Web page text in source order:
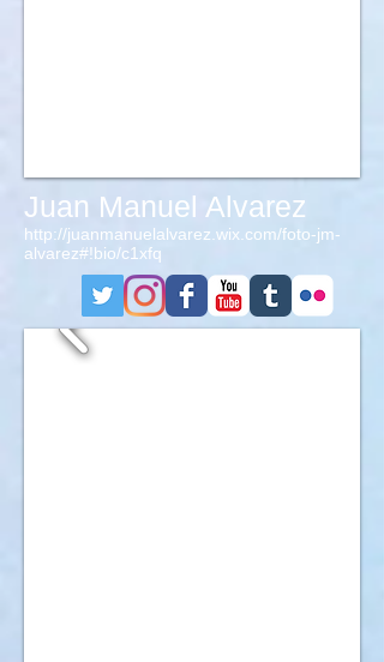
Juan Manuel Alvarez
http://juanmanuelalvarez.wix.com/foto-jm-
alvarez#!bio/c1xfq